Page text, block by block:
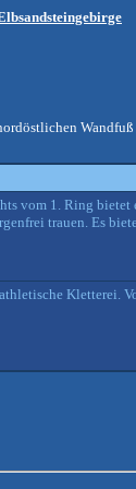
Wandfuß
vom 1. Ring
trauen. Es
Kletterei.